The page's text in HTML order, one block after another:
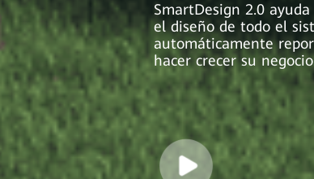
SmartDesign 2.0
el diseño de todo el
automáticamente
hacer crecer su